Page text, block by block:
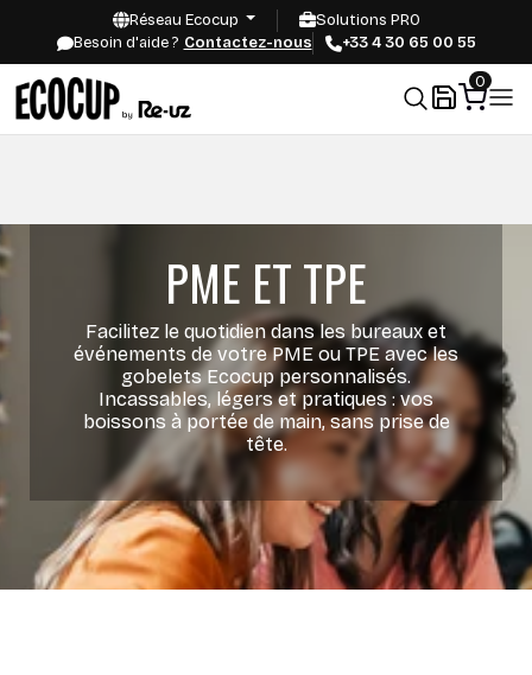
Réseau Ecocup
Solutions PRO
Besoin d'aide ? Contactez-nous +33 4 30 65 00 55
0
PME ET TPE
Facilitez le quotidien dans les bureaux et
événements de votre PME ou TPE avec les
gobelets Ecocup personnalisés.
Incassables, légers et pratiques : vos
boissons à portée de main, sans prise de
tête.